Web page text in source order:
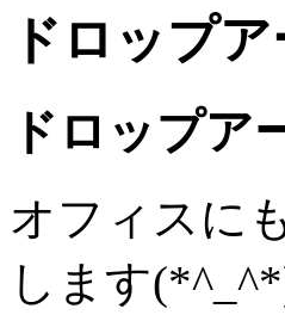
ドロップア
ドロップア
オフィスに
します